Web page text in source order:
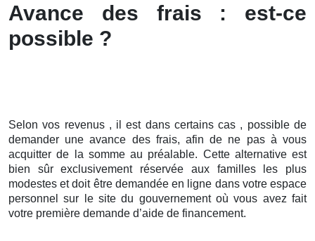
Avance des frais : est-ce
possible ?
Selon vos revenus , il est dans certains cas , possible de
demander une avance des frais, afin de ne pas à vous
acquitter de la somme au préalable. Cette alternative est
bien sûr exclusivement réservée aux familles les plus
modestes et doit être demandée en ligne dans votre espace
personnel sur le site du gouvernement où vous avez fait
votre première demande d’aide de financement.